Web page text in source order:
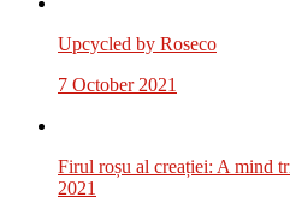
Upcycled by Roseco
7 October 2021
Firul roșu al creației: A mind
2021